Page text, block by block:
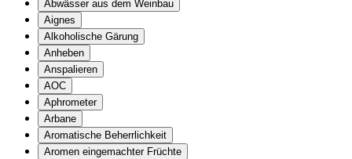
Abwässer aus dem Weinbau
Aignes
Alkoholische Gärung
Anheben
Anspalieren
AOC
Aphrometer
Arbane
Aromatische Beherrlichkeit
Aromen eingemachter Früchte